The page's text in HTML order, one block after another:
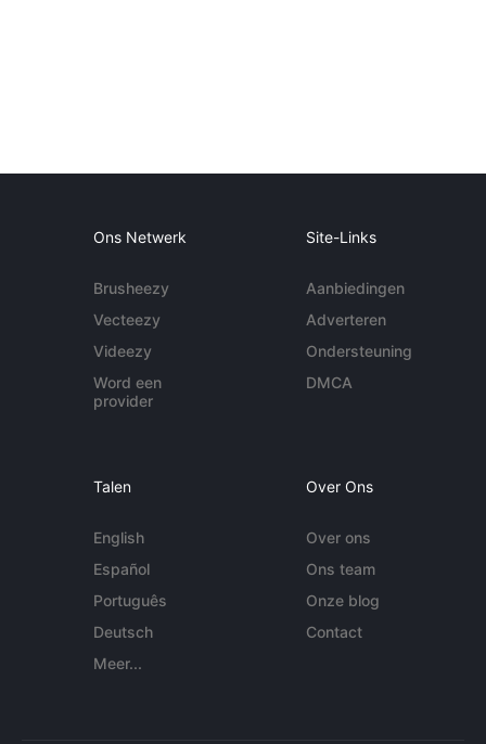
Ons Netwerk
Brusheezy
Vecteezy
Videezy
Word een
provider
Site-Links
Aanbiedingen
Adverteren
Ondersteuning
DMCA
Talen
English
Español
Português
Deutsch
Meer...
Over Ons
Over ons
Ons team
Onze blog
Contact